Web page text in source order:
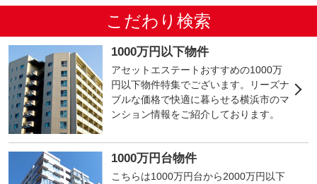
こだわり検索
1000万円以下物件
アセットエステートおすすめの1000万
円以下物件特集でございます。リーズナ
ブルな価格で快適に暮らせる横浜市のマ
ンション情報をご紹介しております。
1000万円台物件
こちらは1000万円台から2000万円以下